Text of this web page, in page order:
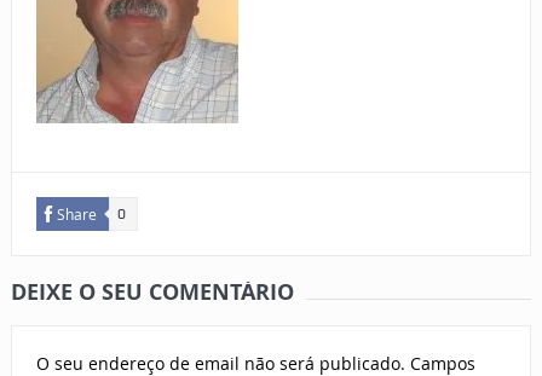
Share 0
DEIXE O SEU COMENTÁRIO
O seu endereço de email não será publicado. Campos